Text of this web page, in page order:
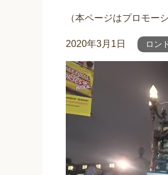
（本ページはプロモー
2020年3月1日 ロン